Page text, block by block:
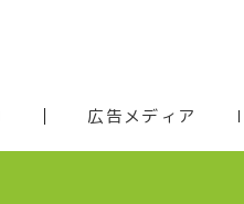
広告メディア